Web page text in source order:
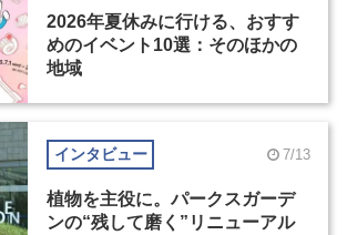
2026年夏休みに行ける、おすす
めのイベント10選：そのほかの
地域
インタビュー 7/13
植物を主役に。パークスガーデ
ンの“残して磨く”リニューアル